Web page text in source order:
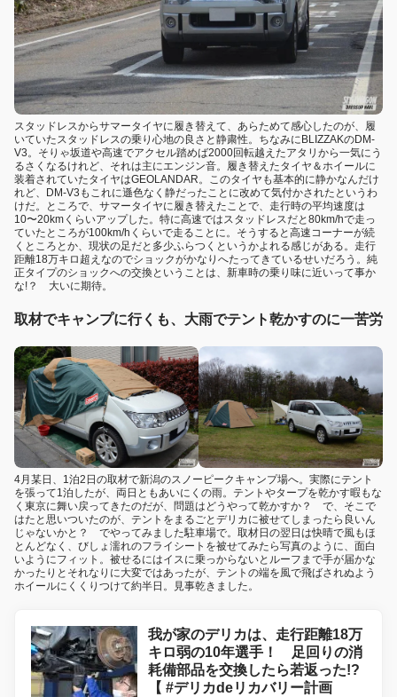
スタッドレスからサマータイヤに履き替えて、あらためて感心したのが、履
いていたスタッドレスの乗り心地の良さと静粛性。ちなみにBLIZZAKのDM-
V3。そりゃ坂道や高速でアクセル踏めば2000回転越えたアタリから一気にう
るさくなるけれど、それは主にエンジン音。履き替えたタイヤ＆ホイールに
装着されていたタイヤはGEOLANDAR。このタイヤも基本的に静かなんだけ
れど、DM-V3もこれに遜色なく静だったことに改めて気付かされたというわ
けだ。ところで、サマータイヤに履き替えたことで、走行時の平均速度は
10〜20kmくらいアップした。特に高速ではスタッドレスだと80km/hで走っ
ていたところが100km/hくらいで走ることに。そうすると高速コーナーが続
くところとか、現状の足だと多少ふらつくというかよれる感じがある。走行
距離18万キロ超えなのでショックがかなりへたってきているせいだろう。純
正タイプのショックへの交換ということは、新車時の乗り味に近いって事か
な!？ 大いに期待。
取材でキャンプに行くも、大雨でテント乾かすのに一苦労
4月某日、1泊2日の取材で新潟のスノーピークキャンプ場へ。実際にテント
を張って1泊したが、両日ともあいにくの雨。テントやタープを乾かす暇もな
く東京に舞い戻ってきたのだが、問題はどうやって乾かすか？ で、そこで
はたと思いついたのが、テントをまるごとデリカに被せてしまったら良いん
じゃないかと？ でやってみました駐車場で。取材日の翌日は快晴で風もほ
とんどなく、びしょ濡れのフライシートを被せてみたら写真のように、面白
いようにフィット。被せるにはイスに乗っからないとルーフまで手が届かな
かったりとそれなりに大変ではあったが、テントの端を風で飛ばされぬよう
ホイールにくくりつけて約半日。見事乾きました。
我が家のデリカは、走行距離18万
キロ弱の10年選手！ 足回りの消
耗備部品を交換したら若返った!?
【 #デリカdeリカバリー計画